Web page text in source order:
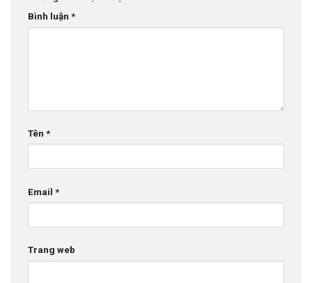
Bình luận *
Tên *
Email *
Trang web